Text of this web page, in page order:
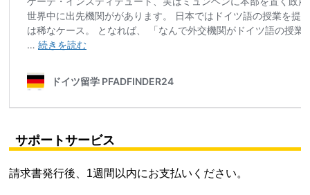
サポートサービス
請求書発行後、1週間以内にお支払いください。